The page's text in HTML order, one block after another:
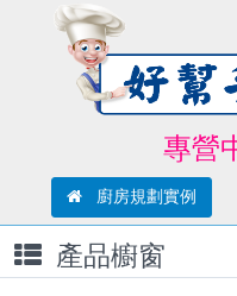
專營中
廚房規劃實例
產品櫥窗